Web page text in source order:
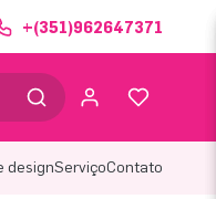
+(351)962647371
designServiçoContato